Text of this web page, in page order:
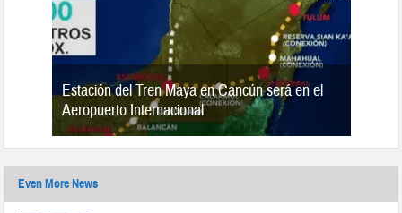
Estación del Tren Maya en Cancún será en el
Aeropuerto Internacional
Even More News